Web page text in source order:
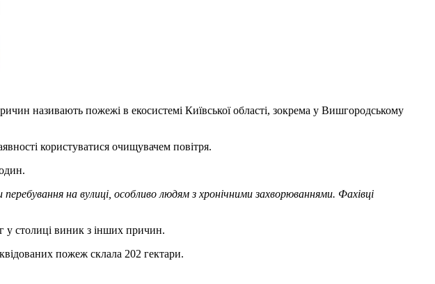
називають пожежі в екосистемі Київської області, зокрема у Вишгородському
користуватися очищувачем повітря.
на вулиці, особливо людям з хронічними захворюваннями. Фахівці
у столиці виник з інших причин.
пожеж склала 202 гектари.